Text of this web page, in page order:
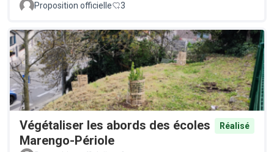
Proposition officielle 3
Végétaliser les abords des écoles
Marengo-Périole
Réalisé